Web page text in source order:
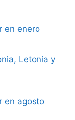
en enero
Letonia y
en agosto